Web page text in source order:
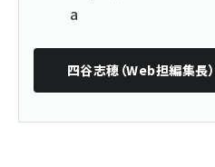
a
四谷志穂（Web担編集長）